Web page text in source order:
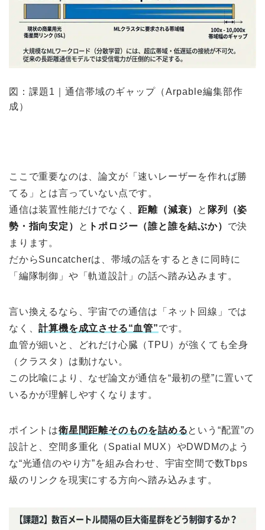
図：課題1｜通信帯域のギャップ（Arpable編集部作
成）
ここで重要なのは、論文が「速いレーザーを作れば勝
てる」とは言っていない点です。
通信は装置性能だけでなく、 距離（減衰） と 隊列（姿
勢・指向安定）
と トポロジー（誰と誰を結ぶか） で決
まります。
だからSuncatcherは、帯域の話をするときに同時に
「編隊制御」や「軌道設計」の話へ踏み込みます。
言い換えるなら、宇宙での通信は「ネット回線」では
なく、計算機を成立させる“血管”です。
血管が細いと、どれだけ心臓（TPU）が強くても全身
（クラスタ）は動けない。
この比喩により、なぜ論文が通信を“最初の壁”に置いて
いるかが理解しやすくなります。
ポイントは衛星間距離そのものを詰めるという“配置”の
設計と、空間多重化（Spatial MUX）やDWDMのよう
な“光通信のやり方”を組み合わせ、宇宙空間で数Tbps
級のリンクを現実にする方向へ踏み込みます。